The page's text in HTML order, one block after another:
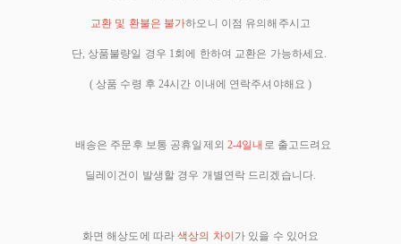
교환 및 환불은 불가하오니 이점 유의해주시고
단, 상품불량일 경우 1회에 한하여 교환은 가능하세요.
( 상품 수령 후 24시간 이내에 연락주셔야해요 )
배송은 주문후 보통 공휴일제외 2-4일내 로 출고드려요
딜레이건이 발생할 경우 개별연락 드리겠습니다.
화면 해상도에 따라색상의 차이 가 있을 수 있어요